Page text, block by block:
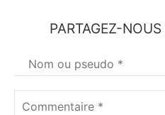
PARTAGEZ-
Votre
nom*
Commentaire